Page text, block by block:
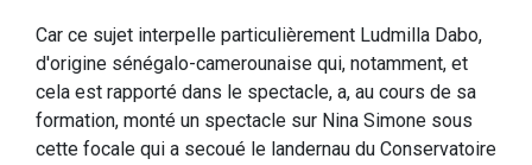
Car ce sujet interpelle particulièrement Ludmilla Dabo,
d'origine sénégalo-camerounaise qui, notamment, et
cela est rapporté dans le spectacle, a, au cours de sa
formation, monté un spectacle sur Nina Simone sous
cette focale qui a secoué le landernau du Conservatoire